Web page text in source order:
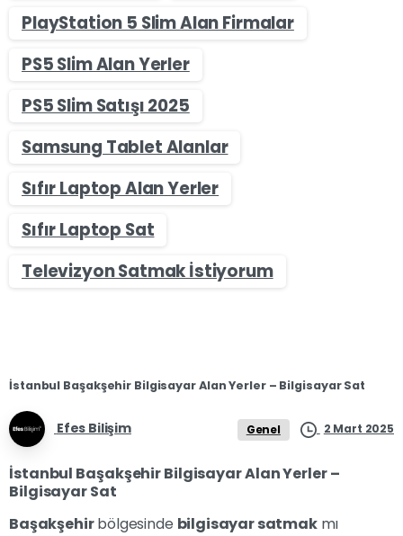
PlayStation 5 Slim Alan Firmalar
PS5 Slim Alan Yerler
PS5 Slim Satışı 2025
Samsung Tablet Alanlar
Sıfır Laptop Alan Yerler
Sıfır Laptop Sat
Televizyon Satmak İstiyorum
İstanbul Başakşehir Bilgisayar Alan Yerler – Bilgisayar Sat
Efes Bilişim Genel 2 Mart 2025
İstanbul Başakşehir Bilgisayar Alan Yerler –
Bilgisayar Sat
Başakşehirbölgesinde bilgisayar satmakmı